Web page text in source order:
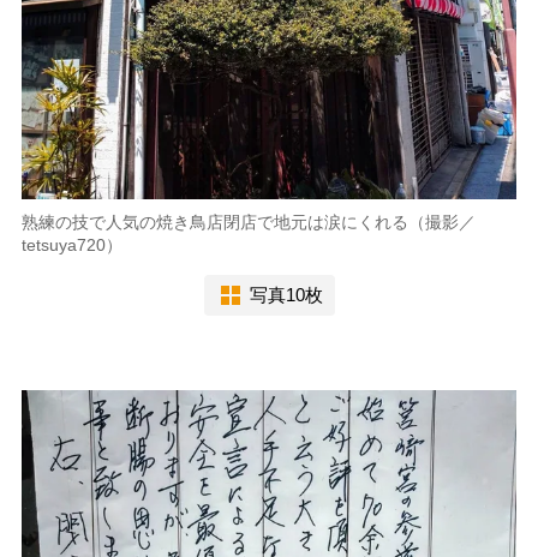
熟練の技で人気の焼き鳥店閉店で地元は涙にくれる（撮影／
tetsuya720）
写真10枚